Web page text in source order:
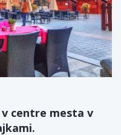
centre mesta v